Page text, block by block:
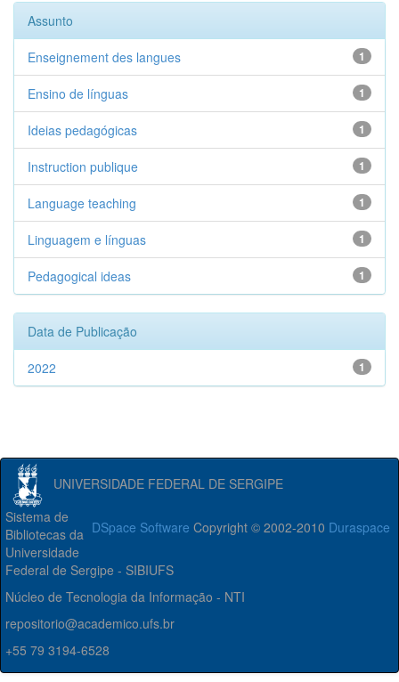
Assunto
1
Enseignement des langues
1
Ensino de línguas
1
Ideias pedagógicas
1
Instruction publique
1
Language teaching
1
Linguagem e línguas
1
Pedagogical ideas
Data de Publicação
1
2022
UNIVERSIDADE FEDERAL DE SERGIPE
DSpace Software Copyright © 2002-2010 Duraspace
Sistema de
Bibliotecas da
Universidade
Federal de Sergipe - SIBIUFS
Núcleo de Tecnologia da Informação - NTI
repositorio@academico.ufs.br
+55 79 3194-6528